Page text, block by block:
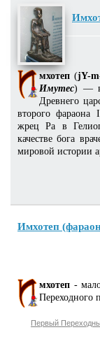
мхотеп (jY-
Имутес) —
Древнего
второго
жрец Ра в
качестве бога
мировой истории
Имхотеп
мхотеп -
Переходного
Первый